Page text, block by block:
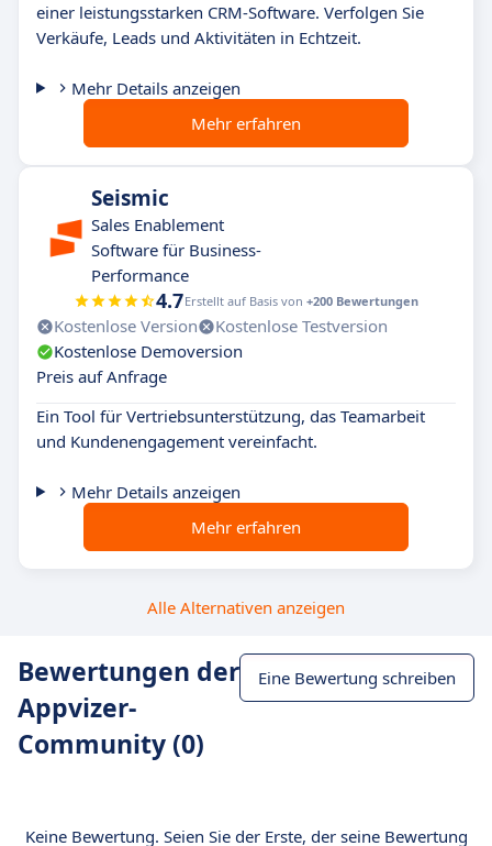
einer leistungsstarken CRM-Software. Verfolgen Sie
Verkäufe, Leads und Aktivitäten in Echtzeit.
Mehr Details anzeigen
Mehr erfahren
Seismic
Sales Enablement
Software für Business-
Performance
4.7Erstellt auf Basis von +200 Bewertungen
Kostenlose Version
Kostenlose Testversion
Kostenlose Demoversion
Preis auf Anfrage
Ein Tool für Vertriebsunterstützung, das Teamarbeit
und Kundenengagement vereinfacht.
Mehr Details anzeigen
Mehr erfahren
Alle Alternativen anzeigen
Bewertungen der
Appvizer-
Community (0)
Eine Bewertung schreiben
Keine Bewertung. Seien Sie der Erste, der seine Bewertung